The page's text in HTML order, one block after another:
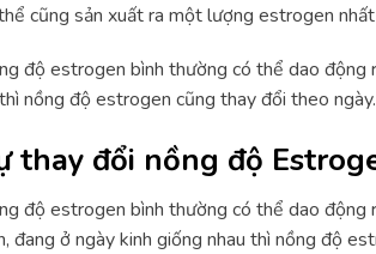
cũng sản xuất ra một lượng estrogen
độ estrogen bình thường có thể dao động
nồng độ estrogen cũng thay đổi theo ngày.
thay đổi nồng độ
độ estrogen bình thường có thể dao động
đang ở ngày kinh giống nhau thì nồng độ